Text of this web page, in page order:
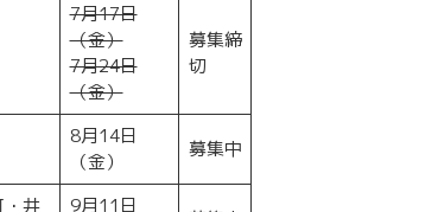
7月17日
（金）
7月24日
（金）
募集締
切
8月14日
（金）
募集中
井
9月11日